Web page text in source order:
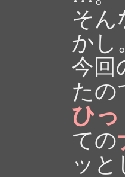
そん
かし
今回
たの
ひ
ての
ッ